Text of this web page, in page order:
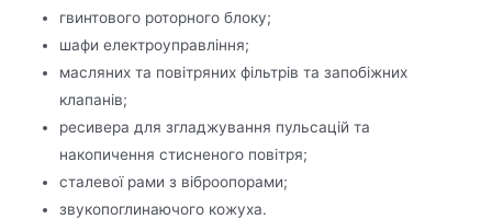
гвинтового роторного блоку;
шафи електроуправління;
масляних та повітряних фільтрів та запобіжних
клапанів;
ресивера для згладжування пульсацій та
накопичення стисненого повітря;
сталевої рами з віброопорами;
звукопоглинаючого кожуха.